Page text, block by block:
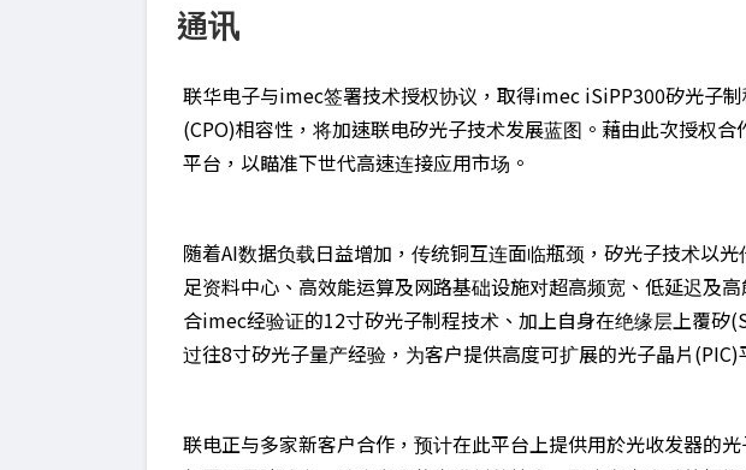
通讯
联华电子与imec签署技术授权协议，取得imec iSiPP300矽光子
(CPO)相容性，将加速联电矽光子技术发展蓝图。藉由此次授权
平台，以瞄准下世代高速连接应用市场。
随着AI数据负载日益增加，传统铜互连面临瓶颈，矽光子技术以
足资料中心、高效能运算及网路基础设施对超高频宽、低延迟及
合imec经验证的12寸矽光子制程技术、加上自身在绝缘层上覆矽
过往8寸矽光子量产经验，为客户提供高度可扩展的光子晶片(PIC)
联电正与多家新客户合作，预计在此平台上提供用於光收发器的